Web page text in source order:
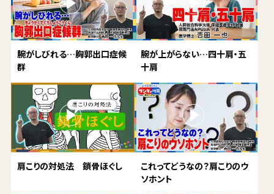
腕がしびれる…胸郭出口症候
群
腕が上がらない…四十肩・五
十肩
肩こりの対処法 鎖骨ほぐし
これってどうなの？肩こりのウ
ソホント